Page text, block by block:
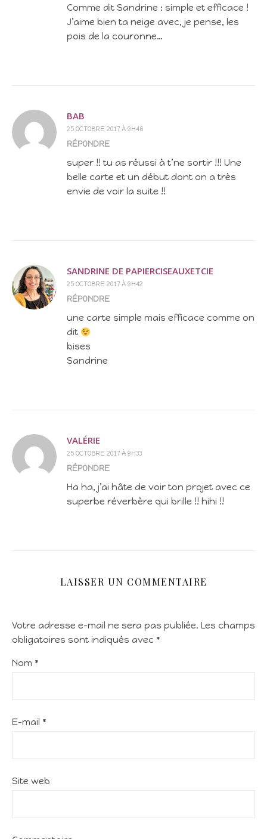
Comme dit Sandrine : simple et efficace !
J’aime bien ta neige avec, je pense, les
pois de la couronne…
BAB
25 OCTOBRE 2017 À 9H46
RÉPONDRE
super !! tu as réussi à t’ne sortir !!! Une
belle carte et un début dont on a très
envie de voir la suite !!
SANDRINE DE PAPIERCISEAUXETCIE
25 OCTOBRE 2017 À 9H42
RÉPONDRE
une carte simple mais efficace comme on
dit
bises
Sandrine
VALÉRIE
25 OCTOBRE 2017 À 9H33
RÉPONDRE
Ha ha, j’ai hâte de voir ton projet avec ce
superbe réverbère qui brille !! hihi !!
LAISSER UN COMMENTAIRE
Votre adresse e-mail ne sera pas publiée. Les champs
obligatoires sont indiqués avec *
Nom *
E-mail *
Site web